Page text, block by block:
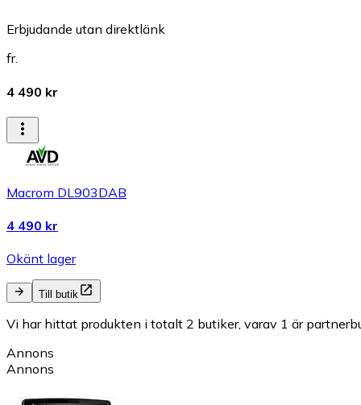
Erbjudande utan direktlänk
fr.
4 490 kr
Macrom DL903DAB
4 490 kr
Okänt lager
Till butik
Vi har hittat produkten i totalt 2 butiker, varav 1 är
Annons
Annons